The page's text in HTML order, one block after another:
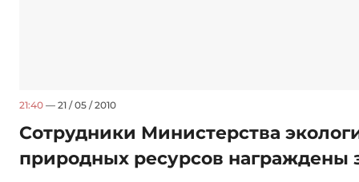
21:40 — 21 / 05 / 2010
Сотрудники Министерства
природных ресурсов награждены